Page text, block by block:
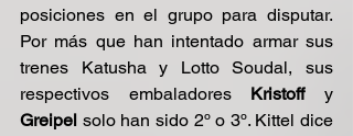
posiciones en el grupo para disputar.
Por más que han intentado armar sus
trenes Katusha y Lotto Soudal, sus
respectivos embaladores Kristoff
Greipel solo han sido 2º o 3º. Kittel dice